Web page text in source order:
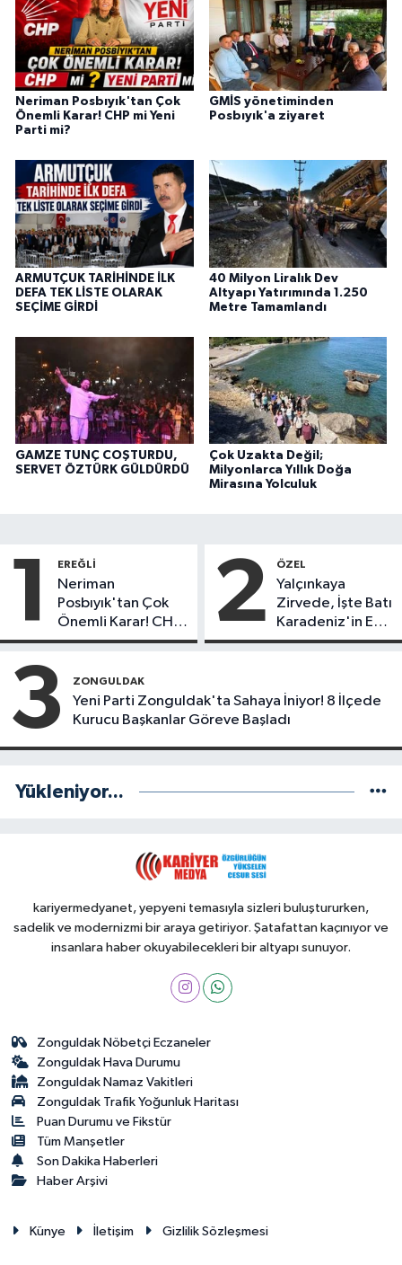
Neriman Posbıyık'tan Çok
Önemli Karar! CHP mi Yeni
Parti mi?
GMİS yönetiminden
Posbıyık'a ziyaret
ARMUTÇUK TARİHİNDE İLK
DEFA TEK LİSTE OLARAK
SEÇİME GİRDİ
40 Milyon Liralık Dev
Altyapı Yatırımında 1.250
Metre Tamamlandı
GAMZE TUNÇ COŞTURDU,
SERVET ÖZTÜRK GÜLDÜRDÜ
Çok Uzakta Değil;
Milyonlarca Yıllık Doğa
Mirasına Yolculuk
1 EREĞLI
Neriman
Posbıyık'tan Çok
Önemli Karar! CHP
mi Yeni Parti mi?
2 ÖZEL
Yalçınkaya
Zirvede, İşte Batı
Karadeniz'in En
Başarılı Belediye
3 ZONGULDAK
Yeni Parti Zonguldak'ta Sahaya İniyor! 8 İlçede
Kurucu Başkanlar Göreve Başladı
Yükleniyor...
kariyermedyanet, yepyeni temasıyla sizleri buluştururken,
sadelik ve modernizmi bir araya getiriyor. Şatafattan kaçınıyor ve
insanlara haber okuyabilecekleri bir altyapı sunuyor.
Zonguldak Nöbetçi Eczaneler
Zonguldak Hava Durumu
Zonguldak Namaz Vakitleri
Zonguldak Trafik Yoğunluk Haritası
Puan Durumu ve Fikstür
Tüm Manşetler
Son Dakika Haberleri
Haber Arşivi
Künye İletişim Gizlilik Sözleşmesi